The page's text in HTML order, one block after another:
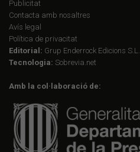
Publicitat
Contacta amb nosaltres
Avís legal
Política de privacitat
Editorial: Grup Enderrock Edicions S.L.
Tecnologia: Sobrevia.net
Amb la col·laboració de: